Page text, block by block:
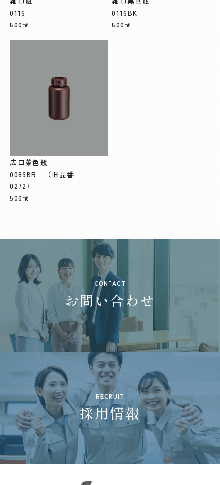
0116
500㎖
0116BK
500㎖
広口茶色瓶
0086BR （旧品番
0272）
500㎖
CONTACT
お問い合わせ
RECRUIT
採用情報